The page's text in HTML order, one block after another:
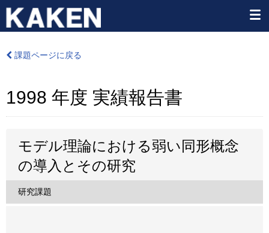
課題ページに戻る
1998 年度 実績報告書
モデル理論における弱い同形概念
の導入とその研究
研究課題